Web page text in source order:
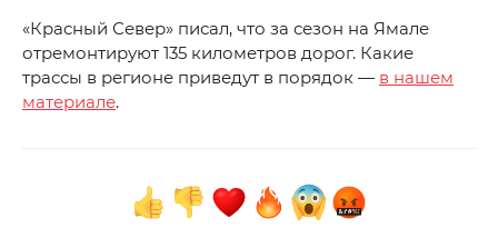
«Красный Север» писал, что за сезон на Ямале
отремонтируют 135 километров дорог. Какие
трассы в регионе приведут в порядок — в нашем
материале.